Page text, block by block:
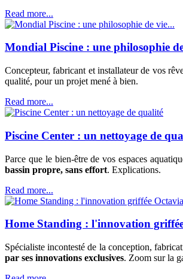
Read more...
Mondial Piscine : une philosophie
Concepteur, fabricant et installateur de vos
qualité, pour un projet mené à bien.
Read more...
Piscine Center : un nettoyage de
Parce que le bien-être de vos espaces
bassin propre, sans effort. Explications.
Read more...
Home Standing : l'innovation
Spécialiste incontesté de la conception,
par ses innovations exclusives. Zoom sur la